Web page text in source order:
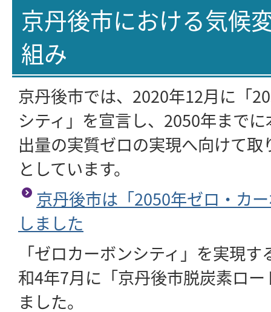
京丹後市における気候
組み
京丹後市では、2020年12月に「
シティ」を宣言し、2050年まで
出量の実質ゼロの実現へ向けて
としています。
京丹後市は「2050年ゼロ・カ
しました
「ゼロカーボンシティ」を実現
和4年7月に「京丹後市脱炭素ロ
ました。